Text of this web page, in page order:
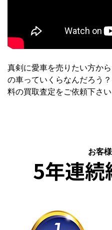
真剣に愛車を売りたい方か
の車っていくらなんだろう
料の買取査定をご依頼下さい
お客
5年連